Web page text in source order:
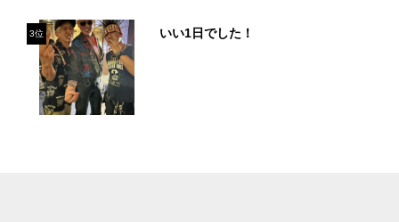
3位 いい1日でした！